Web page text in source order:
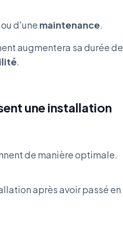
ou d'une maintenance.
augmentera sa durée de
.
une installation
de manière optimale.
après avoir passé en